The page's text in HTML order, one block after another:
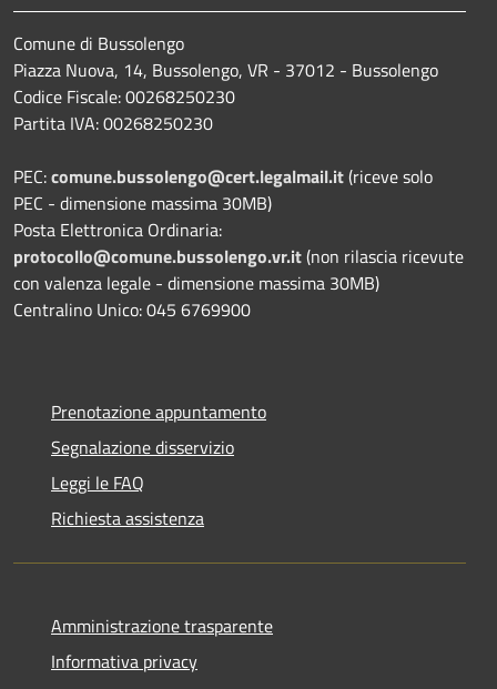
Comune di Bussolengo
Piazza Nuova, 14, Bussolengo, VR - 37012 - Bussolengo
Codice Fiscale: 00268250230
Partita IVA: 00268250230
PEC:comune.bussolengo@cert.legalmail.it(riceve solo
PEC - dimensione massima 30MB)
Posta Elettronica Ordinaria:
protocollo@comune.bussolengo.vr.it(non rilascia ricevute
con valenza legale - dimensione massima 30MB)
Centralino Unico: 045 6769900
Prenotazione appuntamento
Segnalazione disservizio
Leggi le FAQ
Richiesta assistenza
Amministrazione trasparente
Informativa privacy